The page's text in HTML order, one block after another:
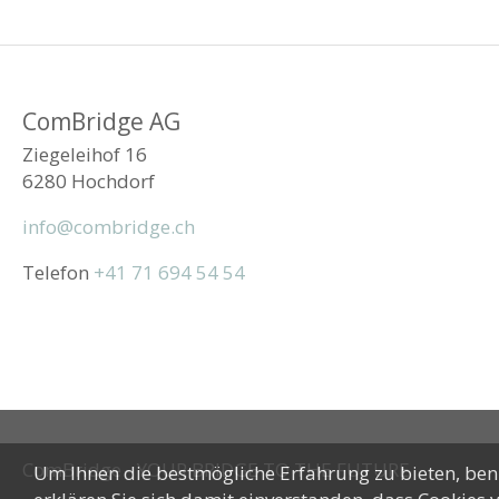
ComBridge AG
Ziegeleihof 16
6280 Hochdorf
info@combridge.ch
Telefon +41 71 694 54 54
ComBridge - YOUR BRIDGE TO THE FUTURE
Um Ihnen die bestmögliche Erfahrung zu bieten,